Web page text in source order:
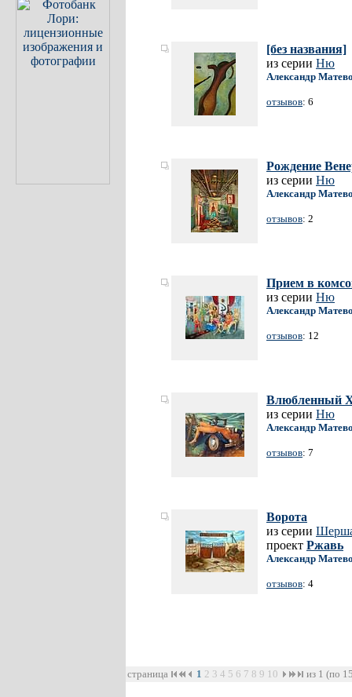
[без названия]
из серии Ню
Александр
отзывов: 6
Рождение
из серии Ню
Александр
отзывов: 2
Прием в
из серии Ню
Александр
отзывов: 12
Влюбленный
из серии Ню
Александр
отзывов: 7
Ворота
из серии
проект Ржавь
Александр
отзывов: 4
страница 1 2 3 4 5 6 7 8 9 10 из 1 (по